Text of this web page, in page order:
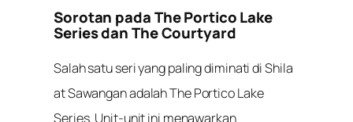
Sorotan pada The Portico Lake
Series dan The Courtyard
Salah satu seri yang paling diminati di Shila
at Sawangan adalah The Portico Lake
Series. Unit-unit ini menawarkan